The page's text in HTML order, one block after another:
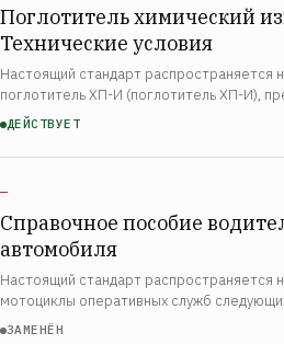
Поглотитель химический
Технические условия
Настоящий стандарт распространяется
поглотитель ХП-И (поглотитель ХП-И),
снаряжения средств химической защиты
изготовляемый для нужд народного
ДЕЙСТВУЕТ
—
Справочное пособие
автомобиля
Настоящий стандарт распространяется
мотоциклы оперативных служб
б) милиции; в) скорой медицинской
ЗАМЕНЁН